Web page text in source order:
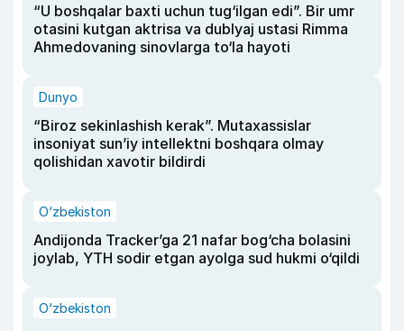
“U boshqalar baxti uchun tug‘ilgan edi”. Bir umr
otasini kutgan aktrisa va dublyaj ustasi Rimma
Ahmedovaning sinovlarga to‘la hayoti
Dunyo
“Biroz sekinlashish kerak”. Mutaxassislar
insoniyat sun’iy intellektni boshqara olmay
qolishidan xavotir bildirdi
O‘zbekiston
Andijonda Tracker’ga 21 nafar bog‘cha bolasini
joylab, YTH sodir etgan ayolga sud hukmi o‘qildi
O‘zbekiston